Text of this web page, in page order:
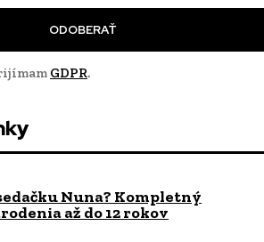
ODOBERAŤ
GDPR.
Nuna? Kompletný
až do 12 rokov